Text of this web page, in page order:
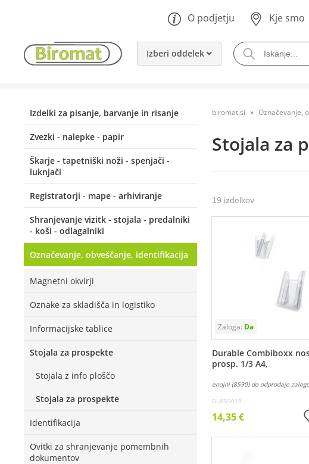
O podjetju Kje smo
Izberi oddelek
Izdelki za pisanje, barvanje in risanje
Zvezki - nalepke - papir
Škarje - tapetniški noži - spenjači -
luknjači
Registratorji - mape - arhiviranje
Shranjevanje vizitk - stojala - predalniki
- koši - odlagalniki
Označevanje, obveščanje, identifikacija
Magnetni okvirji
Oznake za skladišča in logistiko
Informacijske tablice
Stojala za prospekte
Stojala z info ploščo
Stojala za prospekte
Identifikacija
Ovitki za shranjevanje pomembnih
dokumentov
biromat.si Označevanje,
Stojala za
19 izdelkov
Durable Combiboxx
prosp. 1/3 A4,
enojni (8590) do odprodaje zaloge
DU859019
14,35 €